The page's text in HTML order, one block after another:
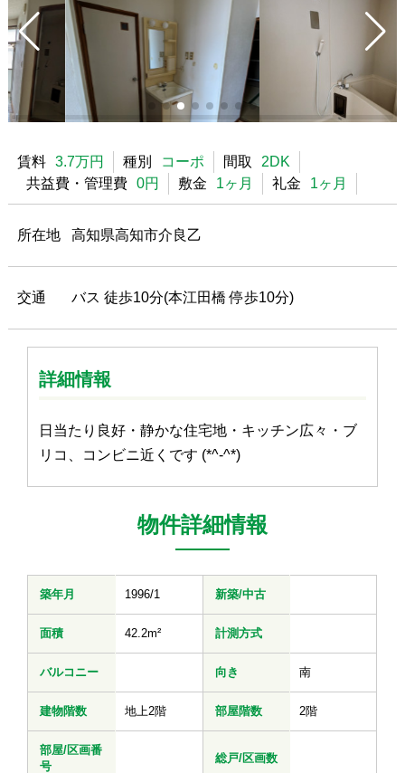
賃料 3.7万円 種別 コーポ 間取
2DK
共益費・管理費 0円 敷金 1ヶ月 礼金 1ヶ月
所在地 高知県高知市介良乙
交通 バス 徒歩10分(本江田橋 停歩10分)
詳細情報
日当たり良好・静かな住宅地・キッチン広々・ブ
リコ、コンビニ近くです (*^-^*)
物件詳細情報
築年月 1996/1 新築/中古
面積 42.2m² 計測方式
バルコニー 向き 南
建物階数 地上2階 部屋階数 2階
部屋/区画番
号
総戸/区画数